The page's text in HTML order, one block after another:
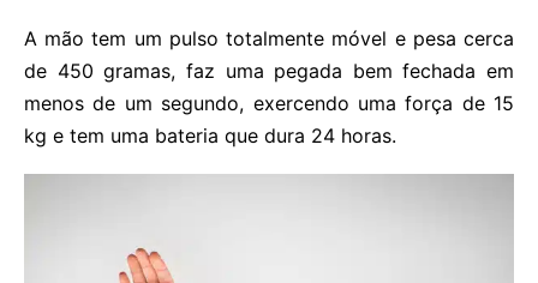
A mão tem um pulso totalmente móvel e pesa cerca
de 450 gramas, faz uma pegada bem fechada em
menos de um segundo, exercendo uma força de 15
kg e tem uma bateria que dura 24 horas.